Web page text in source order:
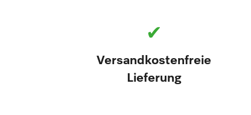
✔
Versandkostenfreie
Lieferung